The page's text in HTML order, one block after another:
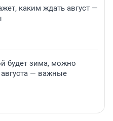
каким ждать август —
будет зима, можно
августа — важные